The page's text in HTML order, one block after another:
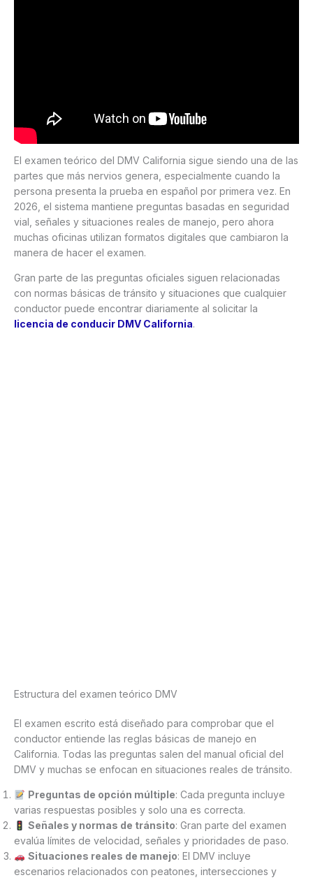
El examen teórico del DMV California sigue siendo una de las
partes que más nervios genera, especialmente cuando la
persona presenta la prueba en español por primera vez. En
2026, el sistema mantiene preguntas basadas en seguridad
vial, señales y situaciones reales de manejo, pero ahora
muchas oficinas utilizan formatos digitales que cambiaron la
manera de hacer el examen.
Gran parte de las preguntas oficiales siguen relacionadas
con normas básicas de tránsito y situaciones que cualquier
conductor puede encontrar diariamente al solicitar la
licencia de conducir DMV California.
Estructura del examen teórico DMV
El examen escrito está diseñado para comprobar que el
conductor entiende las reglas básicas de manejo en
California. Todas las preguntas salen del manual oficial del
DMV y muchas se enfocan en situaciones reales de tránsito.
Preguntas de opción múltiple: Cada pregunta incluye
varias respuestas posibles y solo una es correcta.
Señales y normas de tránsito: Gran parte del examen
evalúa límites de velocidad, señales y prioridades de paso.
Situaciones reales de manejo: El DMV incluye
escenarios relacionados con peatones, intersecciones y